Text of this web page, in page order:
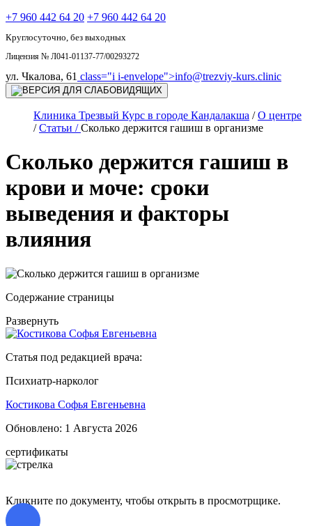
+7 960 442 64 20 +7 960 442 64 20
Круглосуточно, без выходных
Лицензия № Л041-01137-77/00293272
ул. Чкалова, 61 class="i i-envelope">info@trezviy-kurs.clinic
Клиника Трезвый Курс в городе Кандалакша /О центре
/Статьи /Сколько держится гашиш в организме
Сколько держится гашиш в
крови и моче: сроки
выведения и факторы
влияния
Содержание страницы
Развернуть
Статья под редакцией врача:
Психиатр-нарколог
Костикова Софья Евгеньевна
Обновлено: 1 Августа 2026
сертификаты
Кликните по документу, чтобы открыть в просмотрщике.